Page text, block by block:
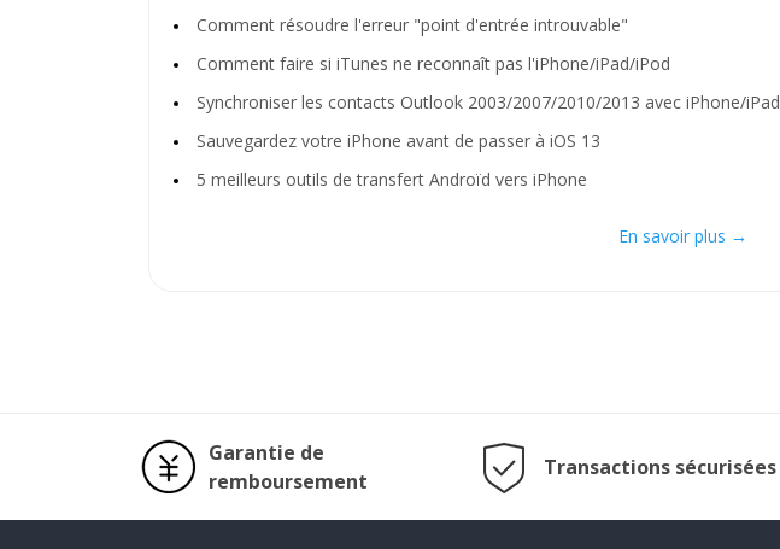
Comment résoudre l'erreur "point d'entrée introuvable"
Comment faire si iTunes ne reconnaît pas l'iPhone/iPad/iPod
Synchroniser les contacts Outlook 2003/2007/2010/2013 avec iPhone/iPad
Sauvegardez votre iPhone avant de passer à iOS 13
5 meilleurs outils de transfert Androïd vers iPhone
En savoir plus →
Garantie de
remboursement
Transactions sécurisées